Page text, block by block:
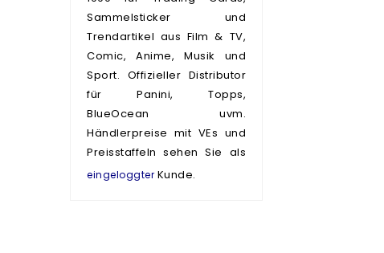
Sammelsticker und
Trendartikel aus Film & TV,
Comic, Anime, Musik und
Sport. Offizieller Distributor
für Panini, Topps,
BlueOcean uvm.
Händlerpreise mit VEs und
Preisstaffeln sehen Sie als
eingeloggter Kunde.